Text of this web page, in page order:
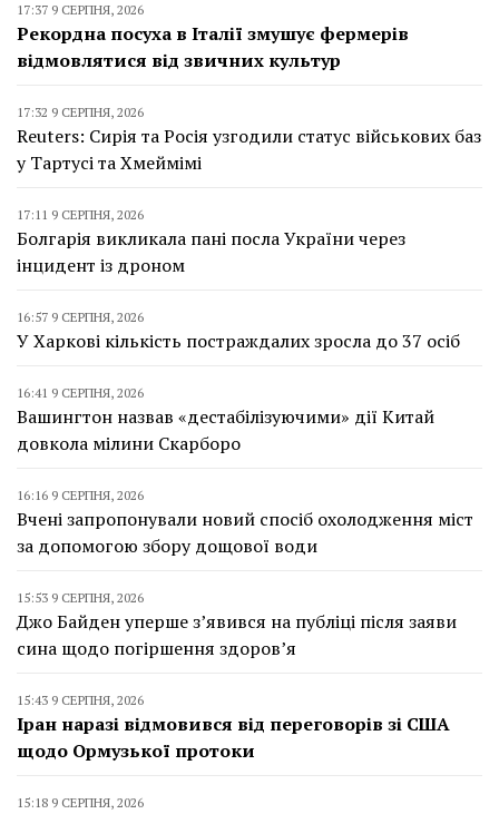
17:37 9 СЕРПНЯ, 2026
Рекордна посуха в Італії змушує фермерів
відмовлятися від звичних культур
17:32 9 СЕРПНЯ, 2026
Reuters: Сирія та Росія узгодили статус військових баз
у Тартусі та Хмеймімі
17:11 9 СЕРПНЯ, 2026
Болгарія викликала пані посла України через
інцидент із дроном
16:57 9 СЕРПНЯ, 2026
У Харкові кількість постраждалих зросла до 37 осіб
16:41 9 СЕРПНЯ, 2026
Вашингтон назвав «дестабілізуючими» дії Китай
довкола мілини Скарборо
16:16 9 СЕРПНЯ, 2026
Вчені запропонували новий спосіб охолодження міст
за допомогою збору дощової води
15:53 9 СЕРПНЯ, 2026
Джо Байден уперше з’явився на публіці після заяви
сина щодо погіршення здоров’я
15:43 9 СЕРПНЯ, 2026
Іран наразі відмовився від переговорів зі США
щодо Ормузької протоки
15:18 9 СЕРПНЯ, 2026